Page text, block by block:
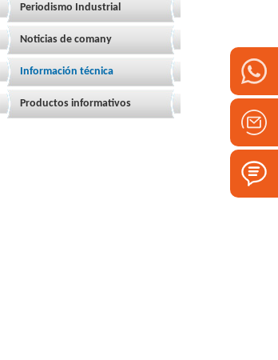
Periodismo Industrial
Noticias de comany
Información técnica
Productos informativos